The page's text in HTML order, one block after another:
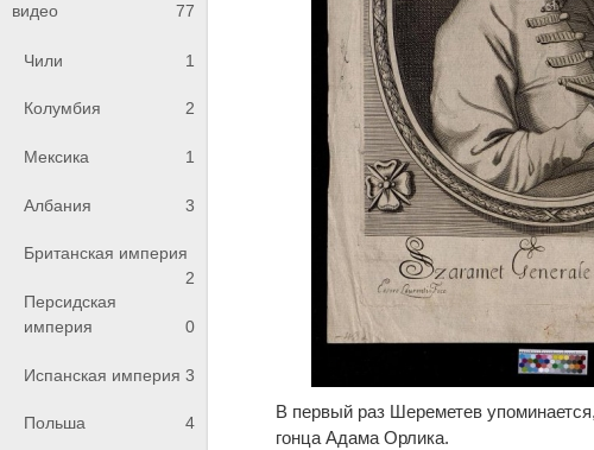
видео
77
Чили 1
Колумбия 2
Мексика 1
Албания 3
Британская империя
2
Персидская
империя
0
Испанская империя 3
Польша 4
В первый раз Шереметев
гонца Адама Орлика.